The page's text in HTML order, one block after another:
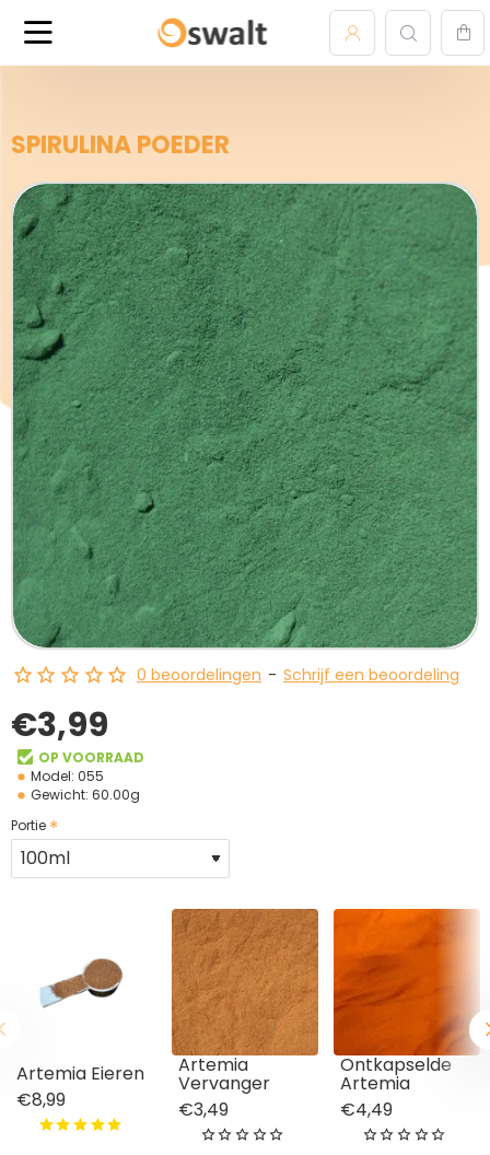
SPIRULINA POEDER
BESTSELLER
0 beoordelingen - Schrijf een beoordeling
€3,99
OP VOORRAAD
Model: 055
Gewicht: 60.00g
Portie
Artemia Eieren
€8,99
Artemia
Vervanger
€3,49
Ontkapselde
Artemia
€4,49